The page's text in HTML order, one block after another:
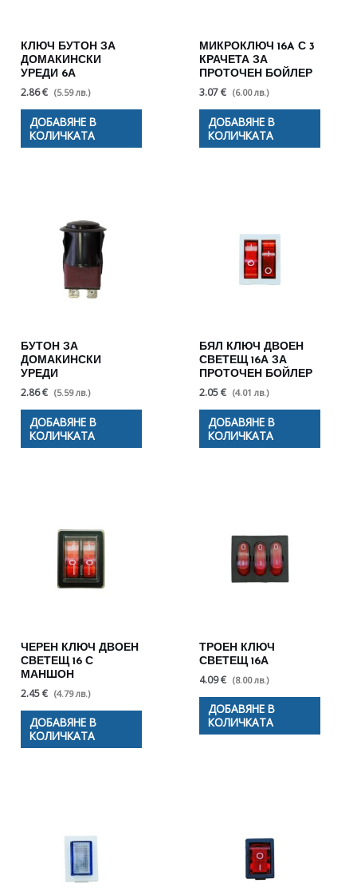
КЛЮЧ БУТОН ЗА
ДОМАКИНСКИ
УРЕДИ 6А
2.86 € (5.59 лв.)
ДОБАВЯНЕ В
КОЛИЧКАТА
МИКРОКЛЮЧ 16A С 3
КРАЧЕТА ЗА
ПРОТОЧЕН БОЙЛЕР
3.07 € (6.00 лв.)
ДОБАВЯНЕ В
КОЛИЧКАТА
БУТОН ЗА
ДОМАКИНСКИ
УРЕДИ
2.86 € (5.59 лв.)
ДОБАВЯНЕ В
КОЛИЧКАТА
БЯЛ КЛЮЧ ДВОЕН
СВЕТЕЩ 16А ЗА
ПРОТОЧЕН БОЙЛЕР
2.05 € (4.01 лв.)
ДОБАВЯНЕ В
КОЛИЧКАТА
ЧЕРЕН КЛЮЧ ДВОЕН
СВЕТЕЩ 16 С
МАНШОН
2.45 € (4.79 лв.)
ДОБАВЯНЕ В
КОЛИЧКАТА
ТРОЕН КЛЮЧ
СВЕТЕЩ 16А
4.09 € (8.00 лв.)
ДОБАВЯНЕ В
КОЛИЧКАТА